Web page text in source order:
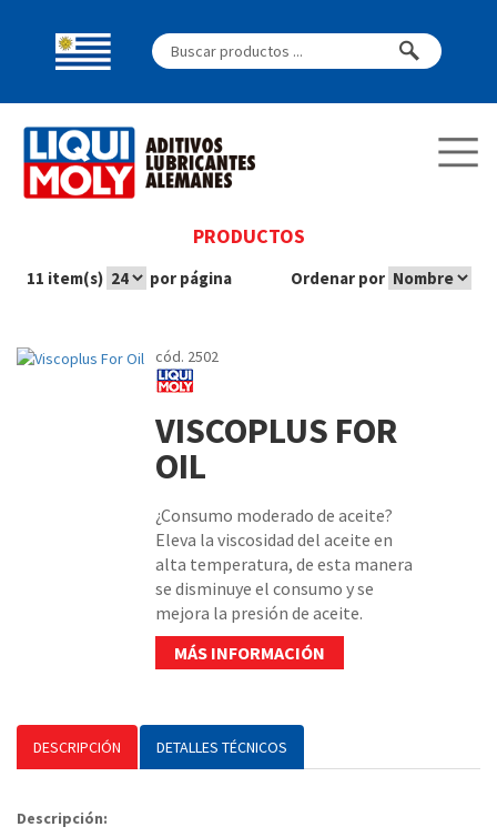
PRODUCTOS
11 item(s) por página Ordenar por
cód. 2502
VISCOPLUS FOR
OIL
¿Consumo moderado de aceite?
Eleva la viscosidad del aceite en
alta temperatura, de esta manera
se disminuye el consumo y se
mejora la presión de aceite.
MÁS INFORMACIÓN
DESCRIPCIÓN DETALLES TÉCNICOS
Descripción: